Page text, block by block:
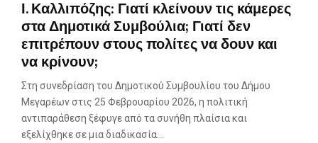
Ι. Καλλιπόζης: Γιατί κλείνουν τις κάμερες
στα Δημοτικά Συμβούλια; Γιατί δεν
επιτρέπουν στους πολίτες να δουν και
να κρίνουν;
Στη συνεδρίαση του Δημοτικού Συμβουλίου του Δήμου
Μεγαρέων στις 25 Φεβρουαρίου 2026, η πολιτική
αντιπαράθεση ξέφυγε από τα συνήθη πλαίσια και
εξελίχθηκε σε μια διαδικασία...